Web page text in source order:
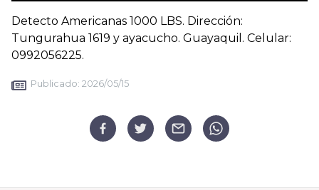
Detecto Americanas 1000 LBS. Dirección:
Tungurahua 1619 y ayacucho. Guayaquil. Celular:
0992056225.
Publicado: 2026/05/15